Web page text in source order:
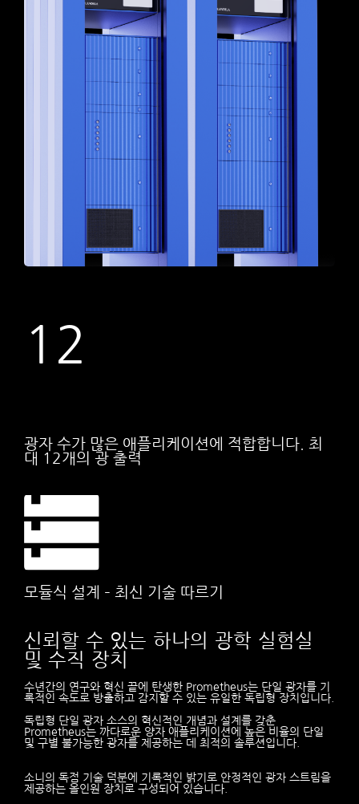
12
광자 수가 많은 애플리케이션에 적합합니다. 최
대 12개의 광 출력
모듈식 설계 – 최신 기술 따르기
신뢰할 수 있는 하나의 광학 실험실
및 수직 장치
수년간의 연구와 혁신 끝에 탄생한 Prometheus는 단일 광자를 기
록적인 속도로 방출하고 감지할 수 있는 유일한 독립형 장치입니다.
독립형 단일 광자 소스의 혁신적인 개념과 설계를 갖춘
Prometheus는 까다로운 양자 애플리케이션에 높은 비율의 단일
및 구별 불가능한 광자를 제공하는 데 최적의 솔루션입니다.
소니의 독점 기술 덕분에 기록적인 밝기로 안정적인 광자 스트림을
제공하는 올인원 장치로 구성되어 있습니다.